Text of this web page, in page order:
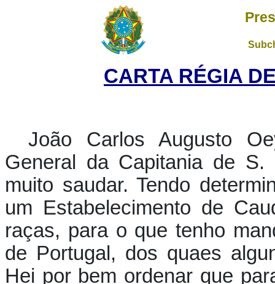
CARTA RÉGIA
João Carlos Augusto
General da Capitania de
muito saudar. Tendo
um Estabelecimento de
raças, para o que tenho
de Portugal, dos quaes
Hei por bem ordenar que